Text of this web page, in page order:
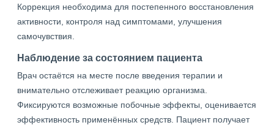
Коррекция необходима для постепенного восстановления
активности, контроля над симптомами, улучшения
самочувствия.
Наблюдение за состоянием пациента
Врач остаётся на месте после введения терапии и
внимательно отслеживает реакцию организма.
Фиксируются возможные побочные эффекты, оценивается
эффективность применённых средств. Пациент получает